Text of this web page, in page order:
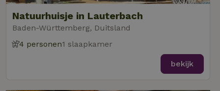
Natuurhuisje in Lauterbach
Baden-Württemberg, Duitsland
4 personen1 slaapkamer
bekijk